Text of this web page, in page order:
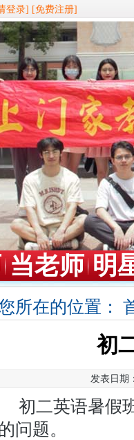
登录] [免费注册]
当老师 明
所在的位置：
初
发表日期
初二英语暑假
问题。